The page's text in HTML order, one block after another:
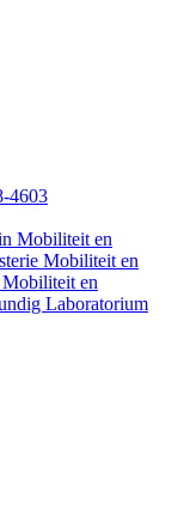
4603
Mobiliteit en
Mobiliteit en
Mobiliteit en
Laboratorium